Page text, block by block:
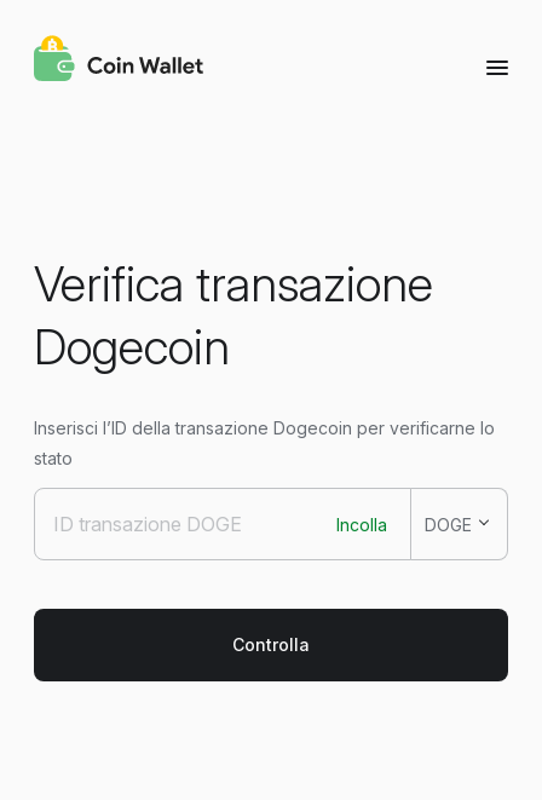
Verifica transazione
Dogecoin
Inserisci l’ID della transazione Dogecoin per verificarne lo
stato
Incolla DOGE